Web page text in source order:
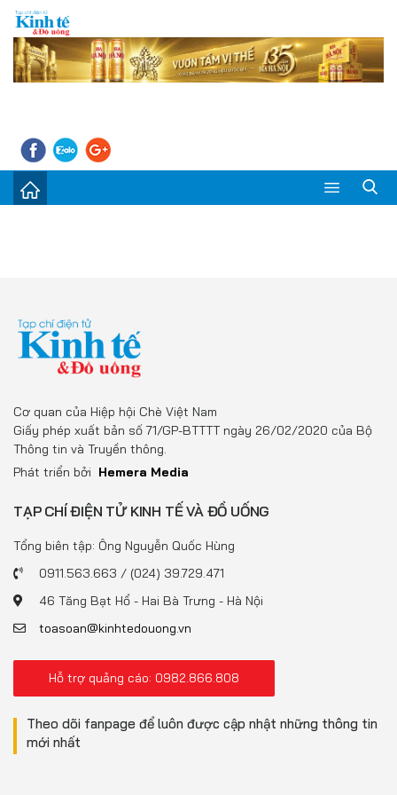
Thị trường
Doanh nghiệp – Doanh nhân
Đồ uống
Pháp luật
Multimedia
Cơ quan của Hiệp hội Chè Việt Nam
Giấy phép xuất bản số 71/GP-BTTTT ngày 26/02/2020 của Bộ
Thông tin và Truyền thông.
Phát triển bởi Hemera Media
TẠP CHÍ ĐIỆN TỬ KINH TẾ VÀ ĐỒ UỐNG
Tổng biên tập: Ông Nguyễn Quốc Hùng
0911.563.663 / (024) 39.729.471
46 Tăng Bạt Hổ - Hai Bà Trưng - Hà Nội
toasoan@kinhtedouong.vn
Hỗ trợ quảng cáo: 0982.866.808
Theo dõi fanpage để luôn được cập nhật những thông tin
mới nhất